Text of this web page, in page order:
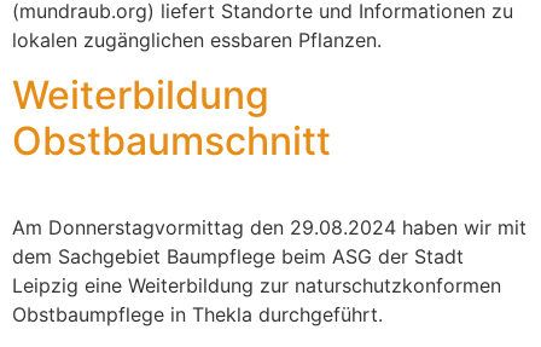
(mundraub.org) liefert Standorte und Informationen zu
lokalen zugänglichen essbaren Pflanzen.
Weiterbildung
Obstbaumschnitt
Am Donnerstagvormittag den 29.08.2024 haben wir mit
dem Sachgebiet Baumpflege beim ASG der Stadt
Leipzig eine Weiterbildung zur naturschutzkonformen
Obstbaumpflege in Thekla durchgeführt.